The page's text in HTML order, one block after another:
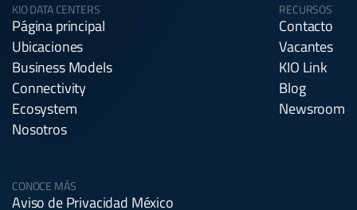
KIO DATA CENTERS
Página principal
Ubicaciones
Business Models
Connectivity
Ecosystem
Nosotros
RECURSOS
Contacto
Vacantes
KIO Link
Blog
Newsroom
CONOCE MÁS
Aviso de Privacidad México